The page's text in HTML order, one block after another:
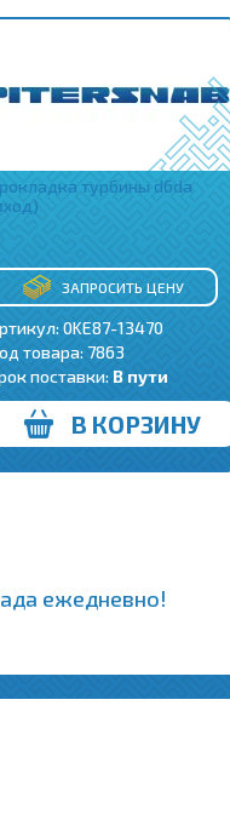
турбины d6da
ЗАПРОСИТЬ ЦЕНУ
0KE87-13470
товара: 7863
поставки: В пути
В КОРЗИНУ
ежедневно!